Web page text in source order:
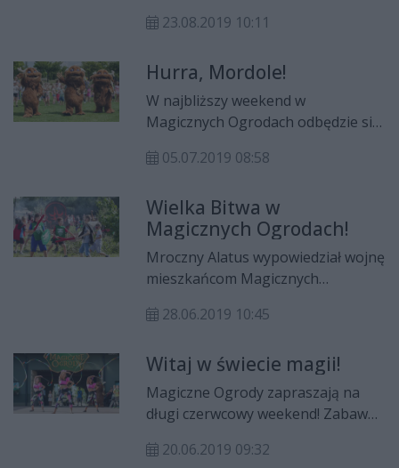
wszystkich mieszkańców Ogrodów.
To ostatnia w tym sezonie szansa,
aby powstrzymać mrok. Starcia sił
dobra i zła odbędą się w sobotę
oraz niedzielę.
23.08.2019 10:11
Hurra, Mordole!
W najbliższy weekend w
Magicznych Ogrodach odbędzie się
Większość gier i zabaw będzie
kudłatym stworkom.
05.07.2019 08:58
Wielka Bitwa w
Magicznych Ogrodach!
Mroczny Alatus wypowiedział wojnę
mieszkańcom Magicznych
odbędzie się w najbliższy weekend.
pomoże rozstrzygnąć wynik bitwy…
28.06.2019 10:45
Witaj w świecie magii!
Magiczne Ogrody zapraszają na
długi czerwcowy weekend! Zabawa
świecie magii” oraz „Biegnij,
20.06.2019 09:32